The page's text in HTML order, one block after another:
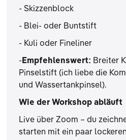
- Skizzenblock
- Blei- oder Buntstift
- Kuli oder Fineliner
-Empfehlenswert: Breiter
Pinselstift (ich liebe die
und Wassertankpinsel).
Wie der Workshop abläuft
Live über Zoom – du
starten mit ein paar